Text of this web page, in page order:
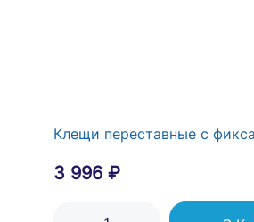
Клещи переставные с
3 996 ₽